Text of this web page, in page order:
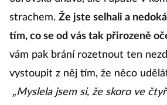
strachem. Že jste selhali a
tím, co se od vás tak přirozeně
vám pak brání rozetnout ten
vystoupit z něj tím, že něco
„Myslela jsem si, že skoro ve